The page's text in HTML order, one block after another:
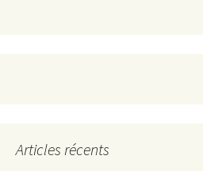
Articles récents